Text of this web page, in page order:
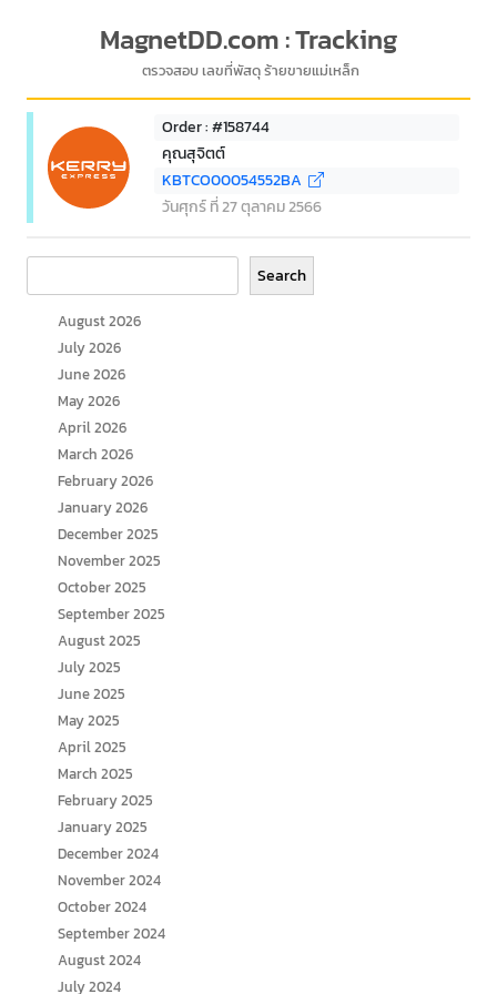
MagnetDD.com : Tracking
ตรวจสอบ เลขที่พัสดุ ร้ายขายแม่เหล็ก
Order : #158744
คุณสุจิตต์
KBTCO00054552BA
วันศุกร์ ที่ 27 ตุลาคม 2566
Search
August 2026
July 2026
June 2026
May 2026
April 2026
March 2026
February 2026
January 2026
December 2025
November 2025
October 2025
September 2025
August 2025
July 2025
June 2025
May 2025
April 2025
March 2025
February 2025
January 2025
December 2024
November 2024
October 2024
September 2024
August 2024
July 2024